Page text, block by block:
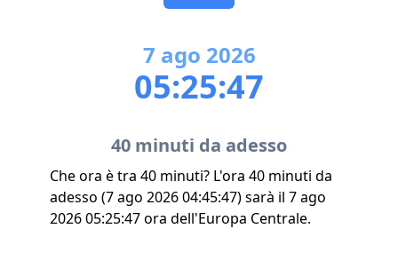
7 ago 2026
05:25:47
40 minuti da adesso
Che ora è tra 40 minuti? L'ora 40 minuti da
adesso (7 ago 2026 04:45:47) sarà il 7 ago
2026 05:25:47 ora dell'Europa Centrale.